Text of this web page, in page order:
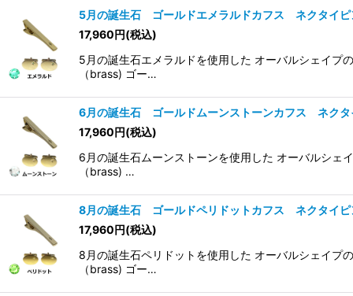
5月の誕生石 ゴールドエメラルドカフス ネクタイピ
17,960円(税込)
5月の誕生石エメラルドを使用した オーバルシェイプ
（brass) ゴー…
6月の誕生石 ゴールドムーンストーンカフス ネクタ
17,960円(税込)
6月の誕生石ムーンストーンを使用した オーバルシェ
（brass) …
8月の誕生石 ゴールドペリドットカフス ネクタイピ
17,960円(税込)
8月の誕生石ペリドットを使用した オーバルシェイプ
（brass) ゴー…